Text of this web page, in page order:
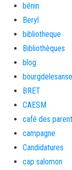
bénin
Beryl
bibliotheque
Bibliothèques
blog
BRET
CAESM
café des
campagne
Candidatures
cap salomon